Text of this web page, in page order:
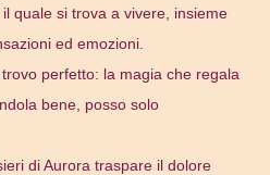
quale si trova a vivere, insieme
ed emozioni.
perfetto: la magia che regala
bene, posso solo
di Aurora traspare il dolore